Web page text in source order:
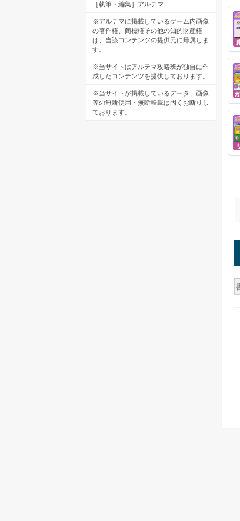
［執筆・編集］アルテマ
※アルテマに掲載しているゲーム内画像
の著作権、商標権その他の知的財産権
は、当該コンテンツの提供元に帰属しま
す。
※当サイトはアルテマ攻略班が独自に作
成したコンテンツを提供しております。
※当サイトが掲載しているデータ、画像
等の無断使用・無断転載は固くお断りし
ております。